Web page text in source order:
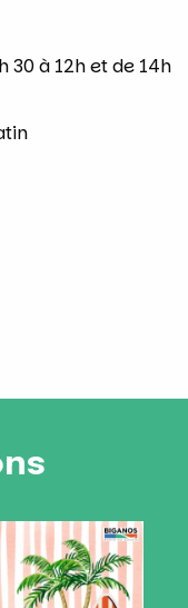
30 à 12h et de 14h